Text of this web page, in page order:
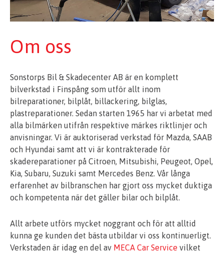
Om oss
Sonstorps Bil & Skadecenter AB är en komplett
bilverkstad i Finspång som utför allt inom
bilreparationer, bilplåt, billackering, bilglas,
plastreparationer. Sedan starten 1965 har vi arbetat med
alla bilmärken utifrån respektive märkes riktlinjer och
anvisningar. Vi är auktoriserad verkstad för Mazda, SAAB
och Hyundai samt att vi är kontrakterade för
skadereparationer på Citroen, Mitsubishi, Peugeot, Opel,
Kia, Subaru, Suzuki samt Mercedes Benz. Vår långa
erfarenhet av bilbranschen har gjort oss mycket duktiga
och kompetenta när det gäller bilar och bilplåt.
Allt arbete utförs mycket noggrant och för att alltid
kunna ge kunden det bästa utbildar vi oss kontinuerligt.
Verkstaden är idag en del av MECA Car Service vilket